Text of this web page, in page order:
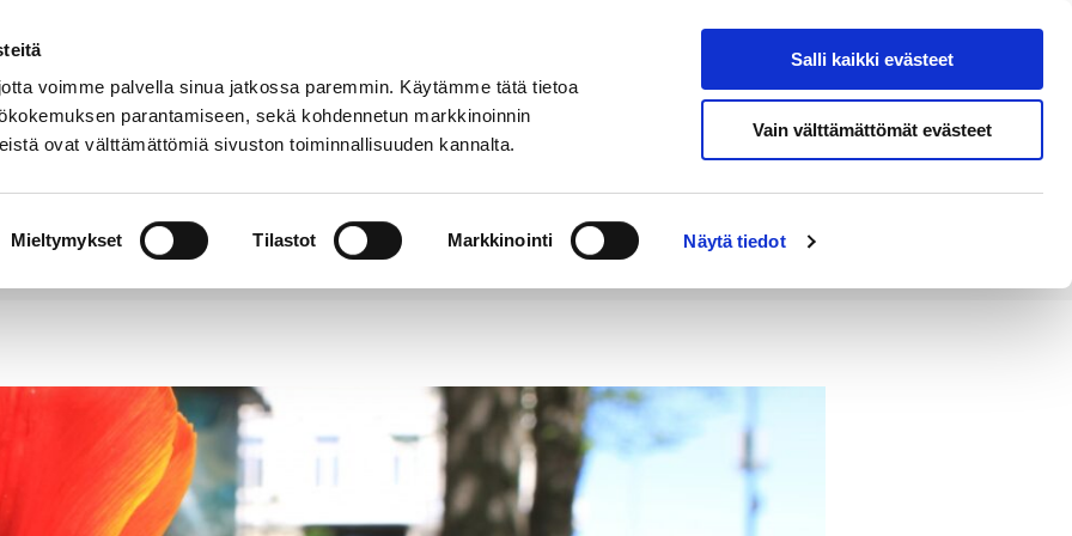
voimme palvella sinua jatkossa paremmin. Käytämme tätä tietoa
parantamiseen, sekä kohdennetun markkinoinnin
ovat välttämättömiä sivuston toiminnallisuuden kannalta.
Mieltymykset Tilastot Markkinointi Näytä tiedot
Salli kaikki evästeet
Vain välttämättömät evästeet
Hae sivustolta